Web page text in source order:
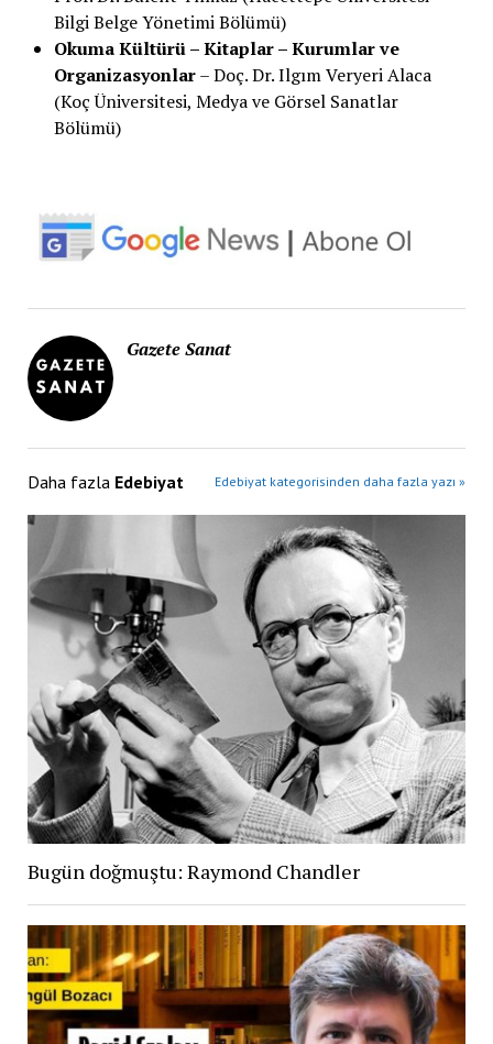
Bilgi Belge Yönetimi Bölümü)
Okuma Kültürü – Kitaplar – Kurumlar ve
Organizasyonlar– Doç. Dr. Ilgım Veryeri Alaca
(Koç Üniversitesi, Medya ve Görsel Sanatlar
Bölümü)
Gazete Sanat
Daha fazla Edebiyat Edebiyat kategorisinden daha fazla yazı »
Bugün doğmuştu: Raymond Chandler